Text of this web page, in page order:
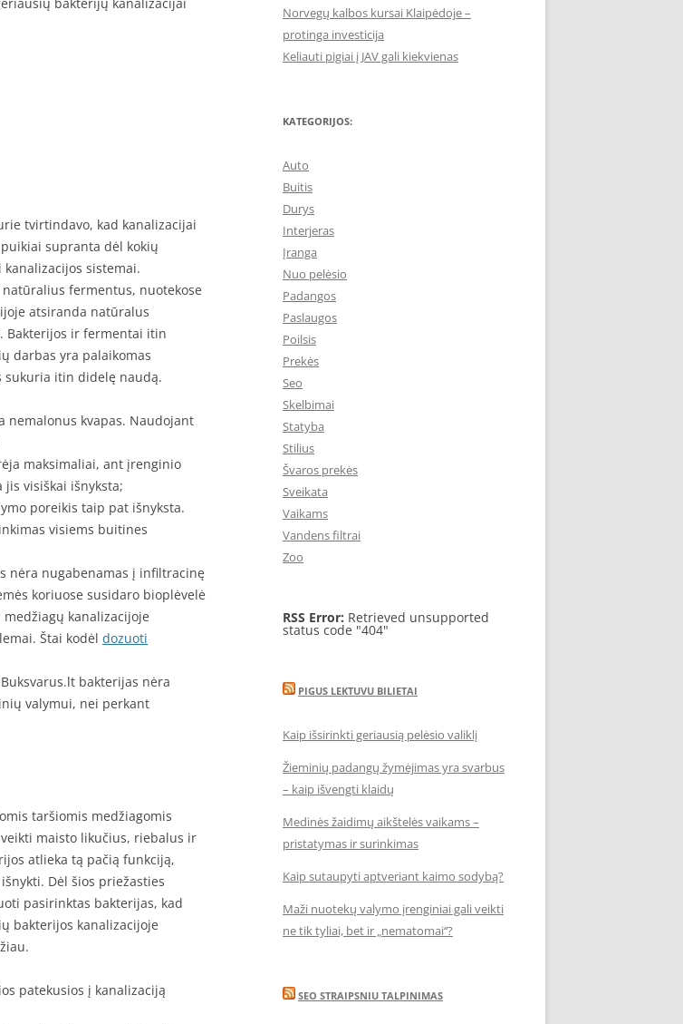
tvirtindavo, kad kanalizacijai
supranta dėl kokių
sistemai.
fermentus, nuotekose
atsiranda natūralus
Bakterijos ir fermentai itin
darbas yra palaikomas
sukuria itin didelę naudą.
nemalonus kvapas. Naudojant
maksimaliai, ant įrenginio
visiškai išnyksta;
poreikis taip pat išnyksta.
visiems buitines
nėra nugabenamas į infiltracinę
koriuose susidaro bioplėvelė
kanalizacijoje
Štai kodėl dozuoti
bakterijas nėra
valymui, nei perkant
taršiomis medžiagomis
maisto likučius, riebalus ir
atlieka tą pačią funkciją,
Dėl šios priežasties
pasirinktas bakterijas, kad
bakterijos kanalizacijoje
patekusios į kanalizaciją
Norvegų kalbos kursai Klaipėdoje –
protinga investicija
Keliauti pigiai į JAV gali kiekvienas
KATEGORIJOS:
Auto
Buitis
Durys
Interjeras
Įranga
Nuo pelėsio
Padangos
Paslaugos
Poilsis
Prekės
Seo
Skelbimai
Statyba
Stilius
Švaros prekės
Sveikata
Vaikams
Vandens filtrai
Zoo
RSS Error: Retrieved unsupported
status code "404"
PIGUS LEKTUVU BILIETAI
Kaip išsirinkti geriausią pelėsio valiklį
Žieminių padangų žymėjimas yra svarbus
– kaip išvengti klaidų
Medinės žaidimų aikštelės vaikams –
pristatymas ir surinkimas
Kaip sutaupyti aptveriant kaimo sodybą?
Maži nuotekų valymo įrenginiai gali veikti
ne tik tyliai, bet ir „nematomai‘‘?
SEO STRAIPSNIU TALPINIMAS